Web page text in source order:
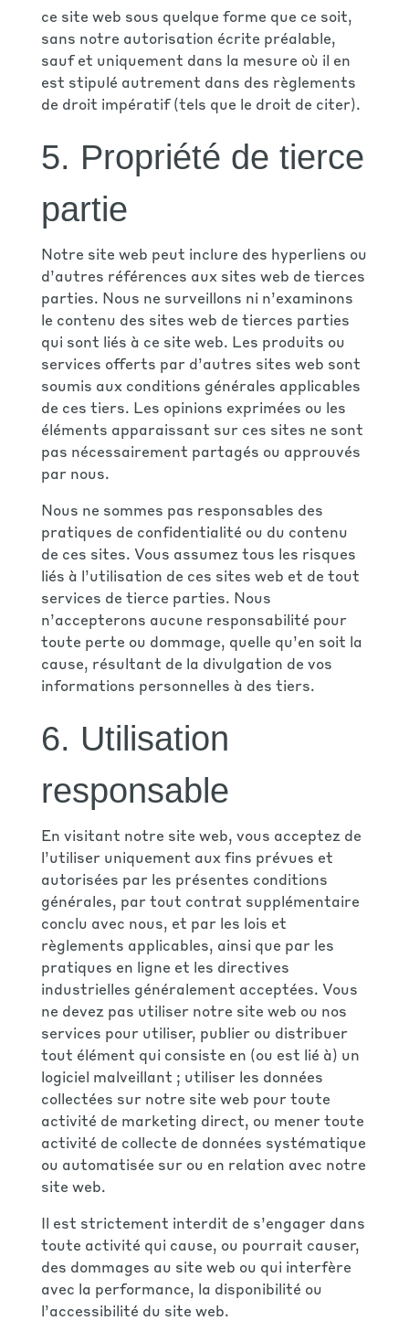
ce site web sous quelque forme que ce soit,
sans notre autorisation écrite préalable,
sauf et uniquement dans la mesure où il en
est stipulé autrement dans des règlements
de droit impératif (tels que le droit de citer).
5. Propriété de tierce
partie
Notre site web peut inclure des hyperliens ou
d’autres références aux sites web de tierces
parties. Nous ne surveillons ni n’examinons
le contenu des sites web de tierces parties
qui sont liés à ce site web. Les produits ou
services offerts par d’autres sites web sont
soumis aux conditions générales applicables
de ces tiers. Les opinions exprimées ou les
éléments apparaissant sur ces sites ne sont
pas nécessairement partagés ou approuvés
par nous.
Nous ne sommes pas responsables des
pratiques de confidentialité ou du contenu
de ces sites. Vous assumez tous les risques
liés à l’utilisation de ces sites web et de tout
services de tierce parties. Nous
n’accepterons aucune responsabilité pour
toute perte ou dommage, quelle qu’en soit la
cause, résultant de la divulgation de vos
informations personnelles à des tiers.
6. Utilisation
responsable
En visitant notre site web, vous acceptez de
l’utiliser uniquement aux fins prévues et
autorisées par les présentes conditions
générales, par tout contrat supplémentaire
conclu avec nous, et par les lois et
règlements applicables, ainsi que par les
pratiques en ligne et les directives
industrielles généralement acceptées. Vous
ne devez pas utiliser notre site web ou nos
services pour utiliser, publier ou distribuer
tout élément qui consiste en (ou est lié à) un
logiciel malveillant ; utiliser les données
collectées sur notre site web pour toute
activité de marketing direct, ou mener toute
activité de collecte de données systématique
ou automatisée sur ou en relation avec notre
site web.
Il est strictement interdit de s’engager dans
toute activité qui cause, ou pourrait causer,
des dommages au site web ou qui interfère
avec la performance, la disponibilité ou
l’accessibilité du site web.